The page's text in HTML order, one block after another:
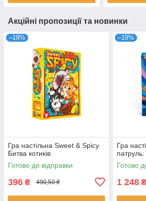
Акційні пропозиції та новинки
–19%
Гра настільна Sweet & Spicy.
Битва котиків
Готово до відправки
396 ₴ 490,50 ₴
–19%
Гра
Готово
1 248 ₴